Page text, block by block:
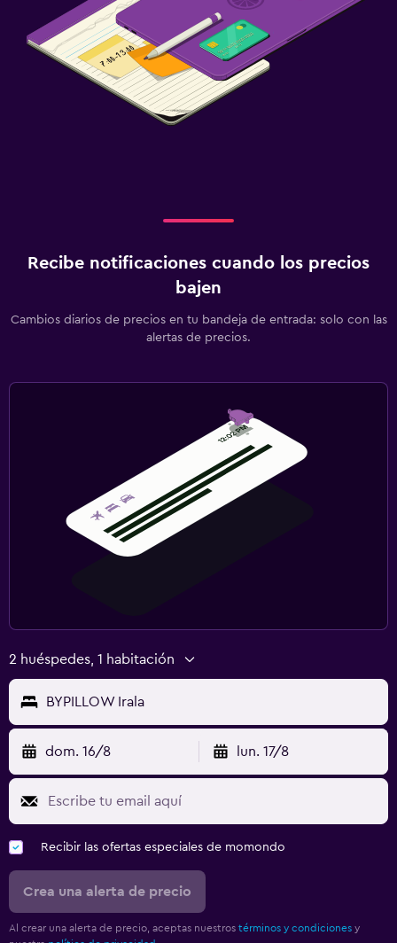
Recibe notificaciones cuando los precios
bajen
Cambios diarios de precios en tu bandeja de entrada: solo con las
alertas de precios.
2 huéspedes, 1 habitación
BYPILLOW Irala
dom. 16/8 lun. 17/8
Recibir las ofertas especiales de momondo
Crea una alerta de precio
Al crear una alerta de precio, aceptas nuestros términos y condiciones y